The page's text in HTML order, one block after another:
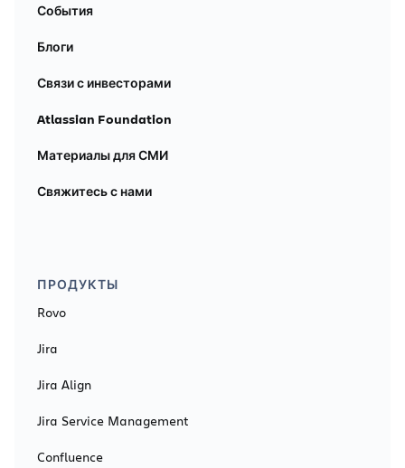
События
Блоги
Связи с инвесторами
Atlassian Foundation
Материалы для СМИ
Свяжитесь с нами
ПРОДУКТЫ
Rovo
Jira
Jira Align
Jira Service Management
Confluence